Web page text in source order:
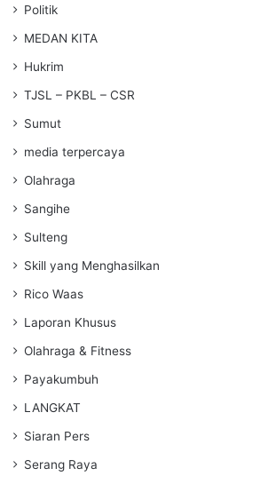
Politik
MEDAN KITA
Hukrim
TJSL – PKBL – CSR
Sumut
media terpercaya
Olahraga
Sangihe
Sulteng
Skill yang Menghasilkan
Rico Waas
Laporan Khusus
Olahraga & Fitness
Payakumbuh
LANGKAT
Siaran Pers
Serang Raya